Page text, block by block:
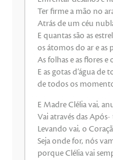
Ter firme a mão no
Atrás de um céu
E quantas são as
os átomos do ar e as
As folhas e as flores
E as gotas d’água
de todos os
E Madre Clélia vai,
Vai através das Após-
Levando vai, o
Seja onde for, nós
porque Clélia vai